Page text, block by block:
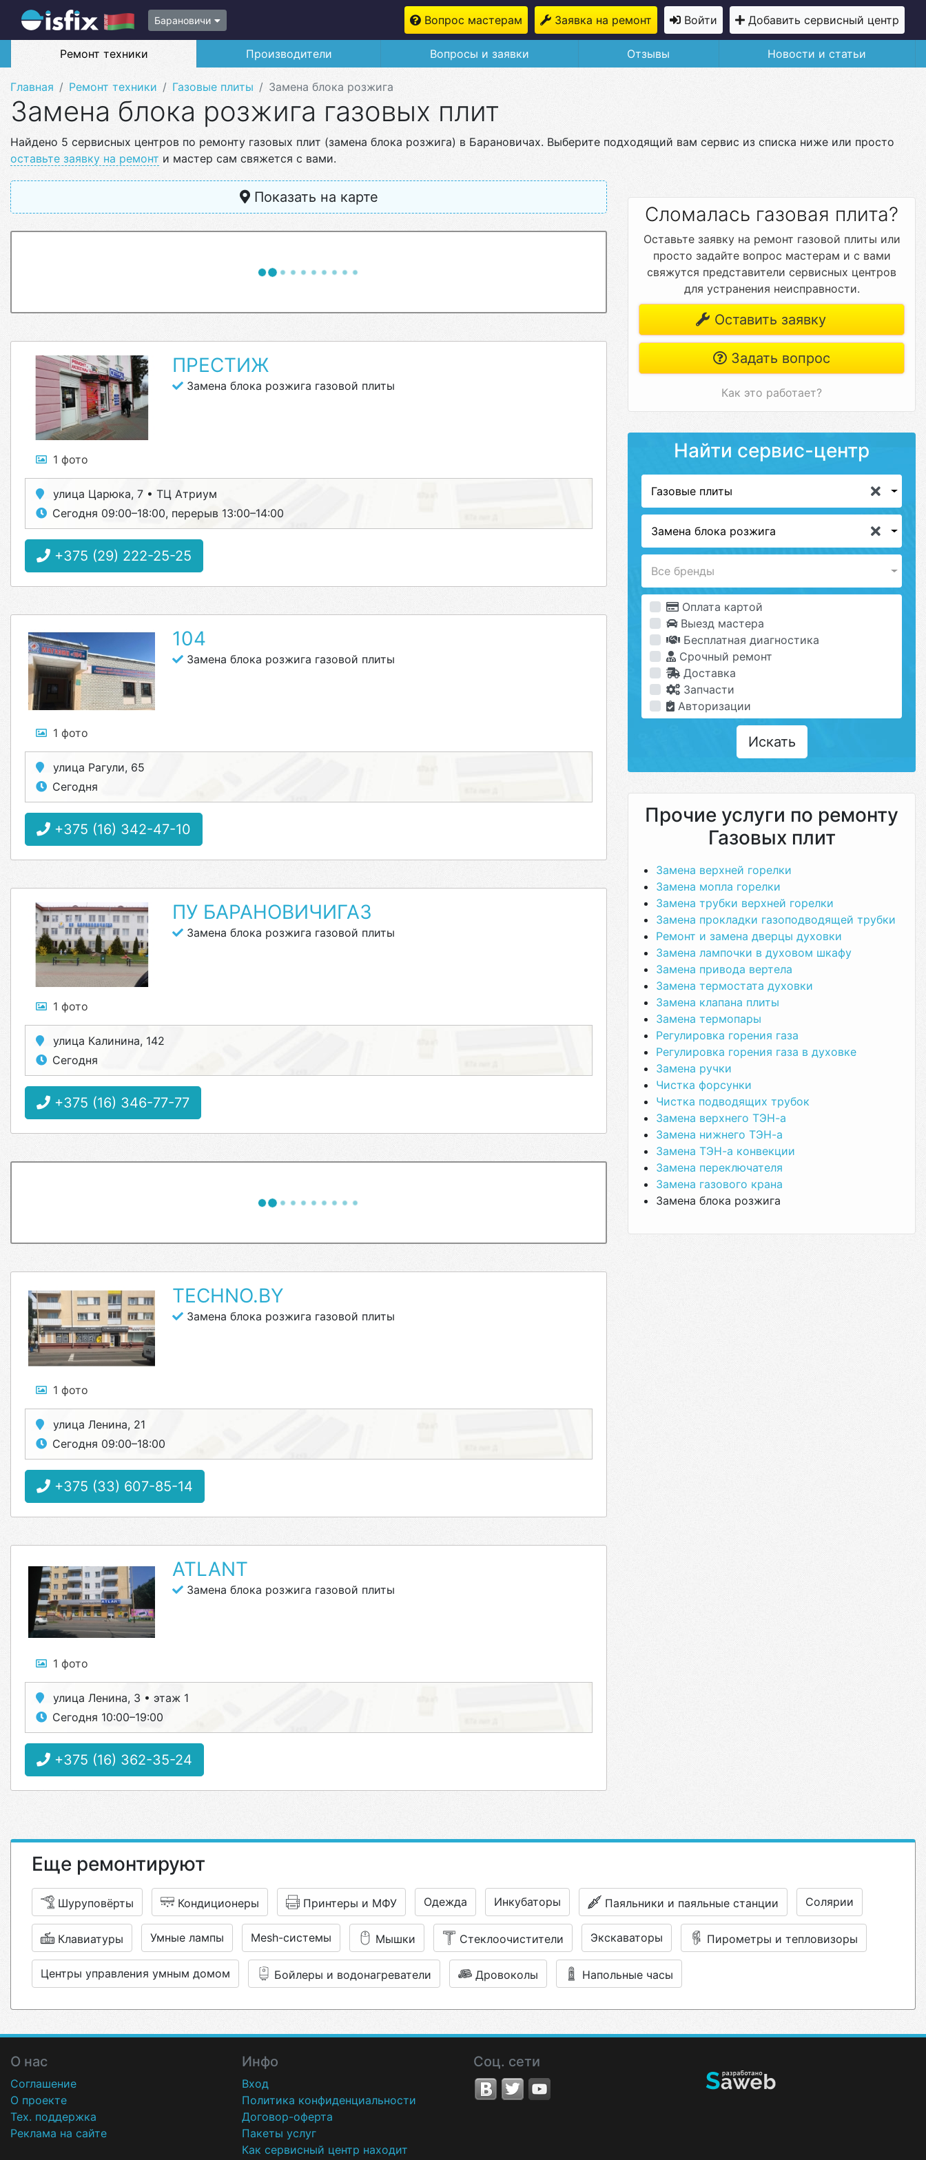
Барановичи Вопрос мастерам Заявка на ремонт Войти Добавить сервисный центр
Ремонт техники Производители Вопросы и заявки Отзывы Новости и статьи
Главная Ремонт техники Газовые плиты Замена блока розжига
Замена блока розжига газовых плит
Найдено 5 сервисных центров по ремонту газовых плит (замена блока розжига) в Барановичах. Выберите подходящий вам сервис из списка ниже или просто
оставьте заявку на ремонт и мастер сам свяжется с вами.
Показать на карте
1 фото
ПРЕСТИЖ
Замена блока розжига газовой плиты
улица Царюка, 7 • ТЦ Атриум
Сегодня 09:00–18:00, перерыв 13:00–14:00
+375 (29) 222-25-25
1 фото
104
Замена блока розжига газовой плиты
улица Рагули, 65
Сегодня
+375 (16) 342-47-10
1 фото
ПУ БАРАНОВИЧИГАЗ
Замена блока розжига газовой плиты
улица Калинина, 142
Сегодня
+375 (16) 346-77-77
1 фото
TECHNO.BY
Замена блока розжига газовой плиты
улица Ленина, 21
Сегодня 09:00–18:00
+375 (33) 607-85-14
1 фото
ATLANT
Замена блока розжига газовой плиты
улица Ленина, 3 • этаж 1
Сегодня 10:00–19:00
+375 (16) 362-35-24
Сломалась газовая плита?
Оставьте заявку на ремонт газовой плиты или
просто задайте вопрос мастерам и с вами
свяжутся представители сервисных центров
для устранения неисправности.
Оставить заявку
Задать вопрос
Как это работает?
Найти сервис-центр
Газовые плиты
Замена блока розжига
Все бренды
Оплата картой
Выезд мастера
Бесплатная диагностика
Срочный ремонт
Доставка
Запчасти
Авторизации
Искать
Прочие услуги по ремонту
Газовых плит
Замена верхней горелки
Замена мопла горелки
Замена трубки верхней горелки
Замена прокладки газоподводящей трубки
Ремонт и замена дверцы духовки
Замена лампочки в духовом шкафу
Замена привода вертела
Замена термостата духовки
Замена клапана плиты
Замена термопары
Регулировка горения газа
Регулировка горения газа в духовке
Замена ручки
Чистка форсунки
Чистка подводящих трубок
Замена верхнего ТЭН-а
Замена нижнего ТЭН-а
Замена ТЭН-а конвекции
Замена переключателя
Замена газового крана
Замена блока розжига
Еще ремонтируют
Шуруповёрты Кондиционеры Принтеры и МФУ Одежда Инкубаторы Паяльники и паяльные станции Солярии
Клавиатуры Умные лампы Mesh-системы Мышки Стеклоочистители Экскаваторы Пирометры и тепловизоры
Центры управления умным домом Бойлеры и водонагреватели Дровоколы Напольные часы
О нас
Соглашение
О проекте
Тех. поддержка
Реклама на сайте
Инфо
Вход
Политика конфиденциальности
Договор-оферта
Пакеты услуг
Как сервисный центр находит
Соц. сети